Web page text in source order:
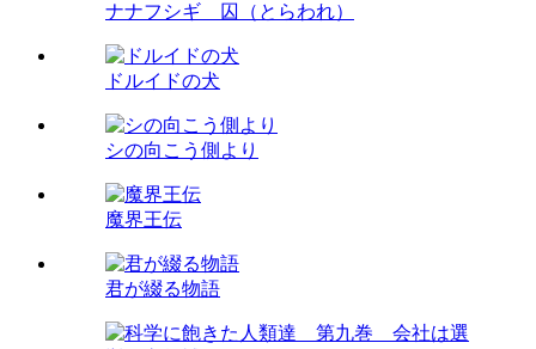
ナナフシギ 囚（とらわれ）
ドルイドの犬
シの向こう側より
魔界王伝
君が綴る物語